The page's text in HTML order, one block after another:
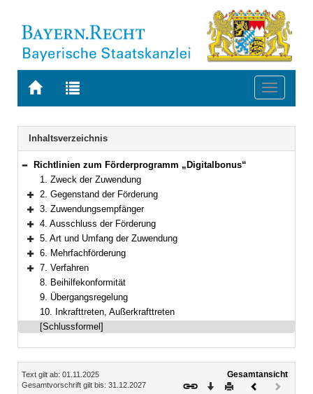
Zur
BAYERN.RECHT
Zur
letzten
Suche
Toggle
Navigation
Inhaltsverzeichnis
Bereich reduzieren
Richtlinien zum Förderprogramm „Digitalbonus“
1. Zweck der Zuwendung
Bereich erweitern
2. Gegenstand der Förderung
Bereich erweitern
3. Zuwendungsempfänger
Bereich erweitern
4. Ausschluss der Förderung
Bereich erweitern
5. Art und Umfang der Zuwendung
Bereich erweitern
6. Mehrfachförderung
Bereich erweitern
7. Verfahren
8. Beihilfekonformität
9. Übergangsregelung
10. Inkrafttreten, Außerkrafttreten
[Schlussformel]
Inhalt
Text gilt ab: 01.11.2025
Gesamtvorschrift gilt bis: 31.12.2027
Gesamtansicht
Download
DruckenVorheriges